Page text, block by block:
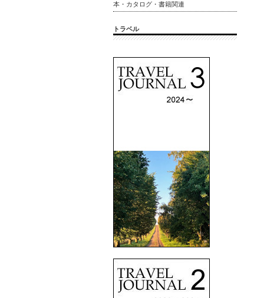
本・カタログ・書籍関連
トラベル